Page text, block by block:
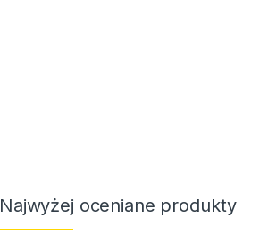
Najwyżej oceniane produkty